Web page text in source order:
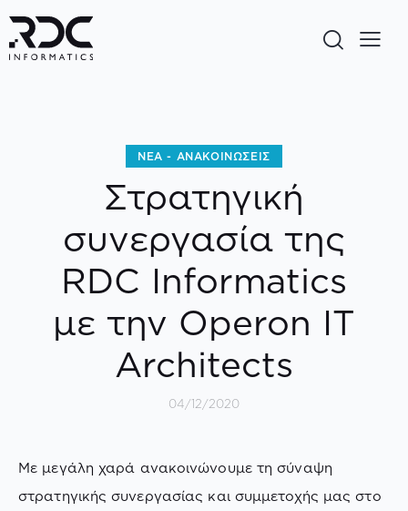
ΝΈΑ - ΑΝΑΚΟΙΝΏΣΕΙΣ
Στρατηγική
συνεργασία της
RDC Informatics
με την Operon IT
Architects
04/12/2020
Με μεγάλη χαρά ανακοινώνουμε τη σύναψη
στρατηγικής συνεργασίας και συμμετοχής μας στο